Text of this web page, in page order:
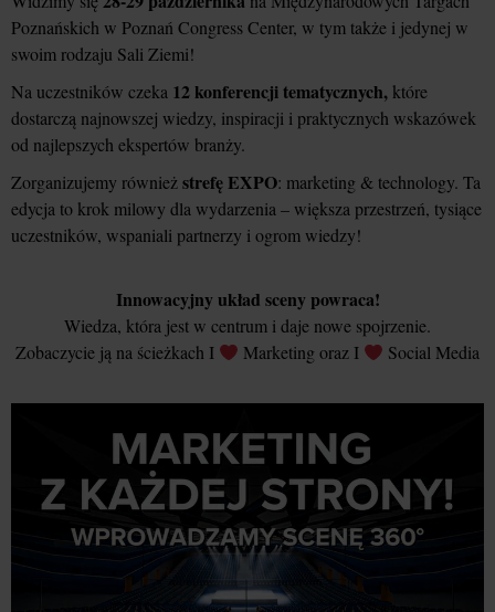
Poznańskich w Poznań Congress Center, w tym także i jedynej w
swoim rodzaju Sali Ziemi!
Na uczestników czeka 12 konferencji tematycznych, które
dostarczą najnowszej wiedzy, inspiracji i praktycznych wskazówek
od najlepszych ekspertów branży.
Zorganizujemy równieżstrefę EXPO: marketing & technology. Ta
edycja to krok milowy dla wydarzenia – większa przestrzeń, tysiące
uczestników, wspaniali partnerzy i ogrom wiedzy!
Innowacyjny układ sceny powraca!
Wiedza, która jest w centrum i daje nowe spojrzenie.
Zobaczycie ją na ścieżkach I
Marketing oraz I Social Media